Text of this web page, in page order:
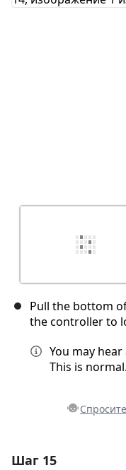
Pull the bottom
the controller to
You may
This is normal.
Шаг 15